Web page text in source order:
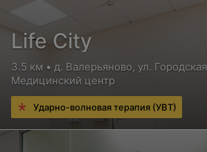
Life City
3.5 км • д. Валерьяново, ул. Городская
Медицинский центр
Ударно-волновая терапия (УВТ)